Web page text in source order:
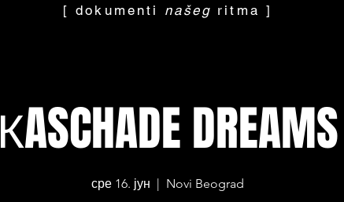
[ dokumenti našeg ritma ]
КASCHADE DREAMS
сре 16. јун
  |
Novi Beograd